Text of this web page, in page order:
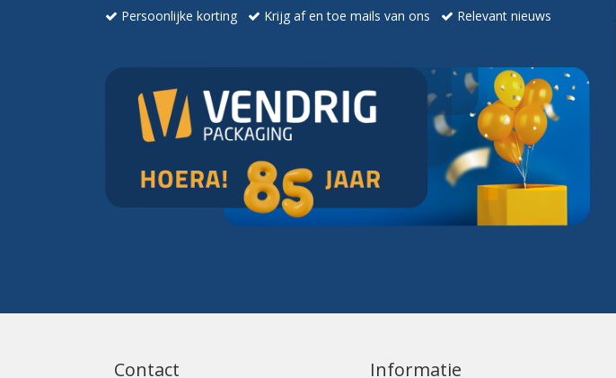
Persoonlijke korting Krijg af en toe mails van ons Relevant nieuws
Contact Informatie